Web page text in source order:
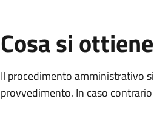
Cosa si ottiene
Il procedimento amministrativo
provvedimento. In caso